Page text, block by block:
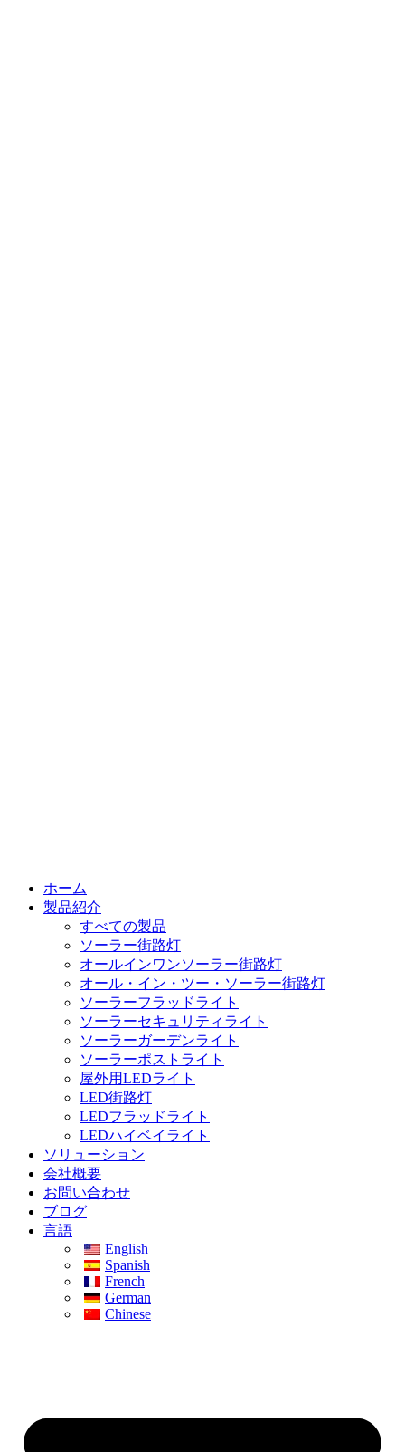
ホーム
製品紹介
すべての製品
ソーラー街路灯
オールインワンソーラー街路灯
オール・イン・ツー・ソーラー街路灯
ソーラーフラッドライト
ソーラーセキュリティライト
ソーラーガーデンライト
ソーラーポストライト
屋外用LEDライト
LED街路灯
LEDフラッドライト
LEDハイベイライト
ソリューション
会社概要
お問い合わせ
ブログ
言語
English
Spanish
French
German
Chinese